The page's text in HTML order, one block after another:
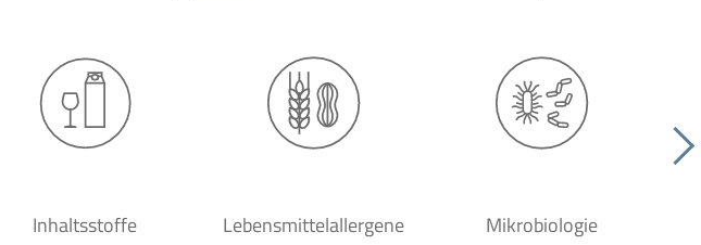
Inhaltsstoffe Lebensmittelallergene Mikrobiologie